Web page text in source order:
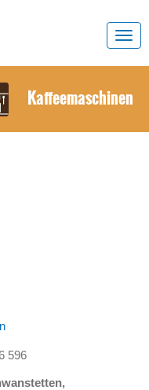
Kaffeemaschinen
596